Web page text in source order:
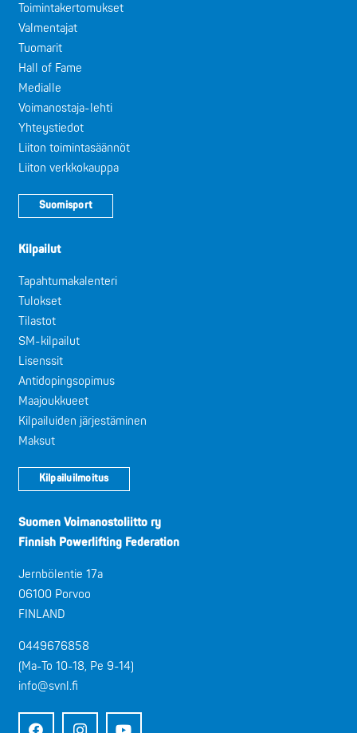
Toimintakertomukset
Valmentajat
Tuomarit
Hall of Fame
Medialle
Voimanostaja-lehti
Yhteystiedot
Liiton toimintasäännöt
Liiton verkkokauppa
Suomisport
Kilpailut
Tapahtumakalenteri
Tulokset
Tilastot
SM-kilpailut
Lisenssit
Antidopingsopimus
Maajoukkueet
Kilpailuiden järjestäminen
Maksut
Kilpailuilmoitus
Suomen Voimanostoliitto ry
Finnish Powerlifting Federation
Jernbölentie 17a
06100 Porvoo
FINLAND
0449676858
(Ma-To 10-18, Pe 9-14)
info@svnl.fi